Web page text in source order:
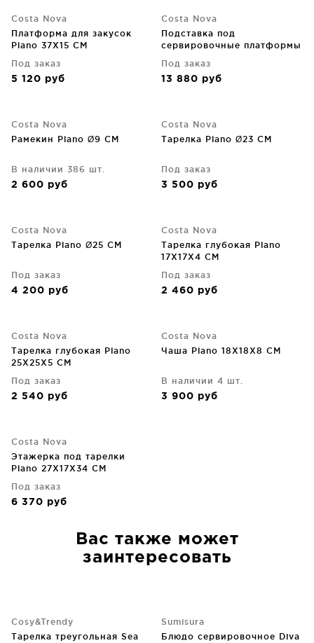
Costa Nova
Платформа для закусок
Plano 37X15 CM
Под заказ
5 120 руб
Costa Nova
Подставка под
сервировочные платформы
Под заказ
13 880 руб
Costa Nova
Рамекин Plano Ø9 CM
В наличии 386 шт.
2 600 руб
Costa Nova
Тарелка Plano Ø23 CM
Под заказ
3 500 руб
Costa Nova
Тарелка Plano Ø25 CM
Под заказ
4 200 руб
Costa Nova
Тарелка глубокая Plano
17X17X4 CM
Под заказ
2 460 руб
Costa Nova
Тарелка глубокая Plano
25X25X5 CM
Под заказ
2 540 руб
Costa Nova
Чаша Plano 18X18X8 CM
В наличии 4 шт.
3 900 руб
Costa Nova
Этажерка под тарелки
Plano 27X17X34 CM
Под заказ
6 370 руб
Вас также может
заинтересовать
Cosy&Trendy
Тарелка треугольная Sea
Sumisura
Блюдо сервировочное Diva